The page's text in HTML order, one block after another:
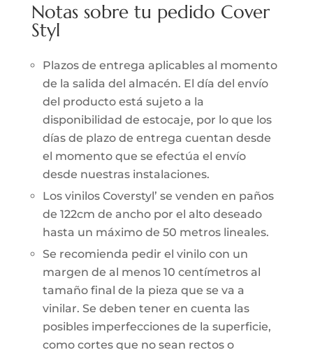
Notas sobre tu pedido Cover
Styl
Plazos de entrega aplicables al momento
de la salida del almacén. El día del envío
del producto está sujeto a la
disponibilidad de estocaje, por lo que los
días de plazo de entrega cuentan desde
el momento que se efectúa el envío
desde nuestras instalaciones.
Los vinilos Coverstyl’ se venden en paños
de 122cm de ancho por el alto deseado
hasta un máximo de 50 metros lineales.
Se recomienda pedir el vinilo con un
margen de al menos 10 centímetros al
tamaño final de la pieza que se va a
vinilar. Se deben tener en cuenta las
posibles imperfecciones de la superficie,
como cortes que no sean rectos o